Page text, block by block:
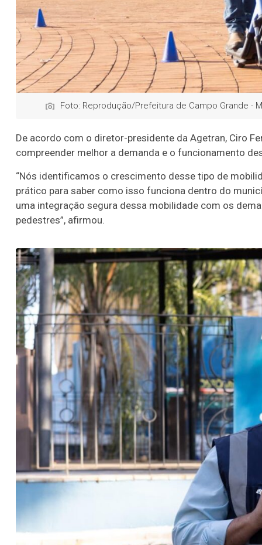
Foto: Reprodução/Prefeitura de Campo Grande -
De acordo com o diretor-presidente da Agetran, Ciro
compreender melhor a demanda e o funcionamento
“Nós identificamos o crescimento desse tipo de
prático para saber como isso funciona dentro do
uma integração segura dessa mobilidade com os
pedestres”, afirmou.